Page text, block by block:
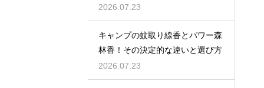
ごす
2026.07.23
キャンプの蚊取り線香とパワー森
林香！その決定的な違いと選び方
2026.07.23